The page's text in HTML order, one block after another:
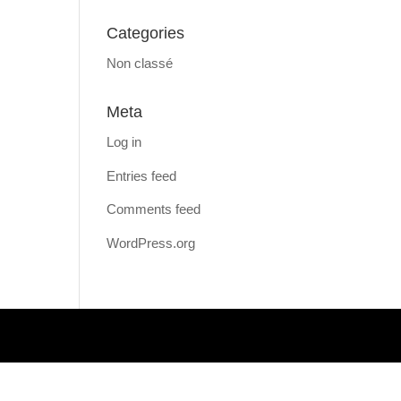
Categories
Non classé
Meta
Log in
Entries feed
Comments feed
WordPress.org